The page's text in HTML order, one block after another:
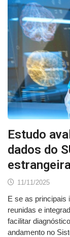
Estudo
dados do
11/11/2025
E se as principais
reunidas e
facilitar
andamento no